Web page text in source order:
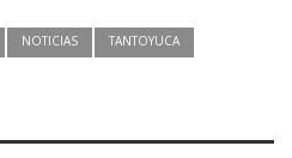
NOTICIAS
TANTOYUCA